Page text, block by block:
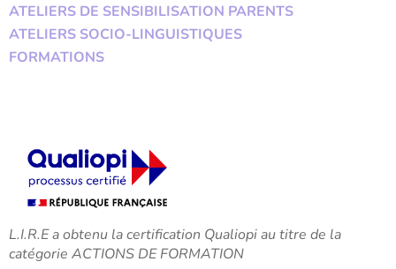
ATELIERS DE SENSIBILISATION PARENTS
ATELIERS SOCIO-LINGUISTIQUES
FORMATIONS
L.I.R.E a obtenu la certification Qualiopi au titre de la
catégorie ACTIONS DE FORMATION